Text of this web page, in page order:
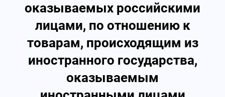
оказываемых российскими
лицами, по отношению к
товарам, происходящим из
иностранного государства,
оказываемым